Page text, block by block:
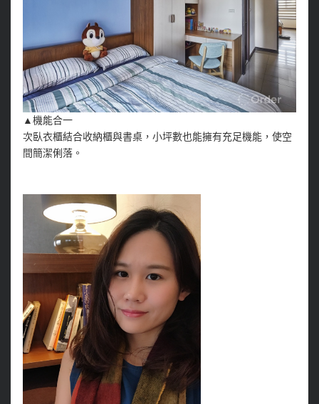
▲機能合一
次臥衣櫃結合收納櫃與書桌，小坪數也能擁有充足機能，使空
間簡潔俐落。